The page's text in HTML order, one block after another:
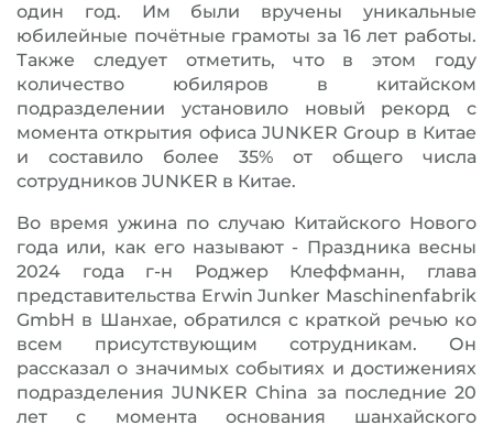
один год. Им были вручены уникальные
юбилейные почётные грамоты за 16 лет работы.
Также следует отметить, что в этом году
количество юбиляров в китайском
подразделении установило новый рекорд с
момента открытия офиса JUNKER Group в Китае
и составило более 35% от общего числа
сотрудников JUNKER в Китае.
Во время ужина по случаю Китайского Нового
года или, как его называют - Праздника весны
2024 года г-н Роджер Клеффманн, глава
представительства Erwin Junker Maschinenfabrik
GmbH в Шанхае, обратился с краткой речью ко
всем присутствующим сотрудникам. Он
рассказал о значимых событиях и достижениях
подразделения JUNKER China за последние 20
лет с момента основания шанхайского